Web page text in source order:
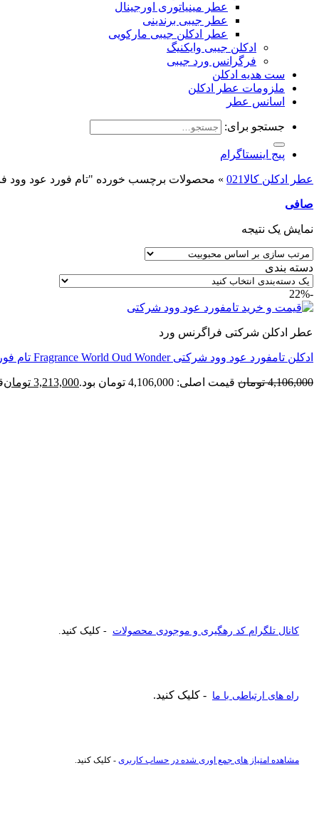
عطر مینیاتوری اورجینال
عطر جیبی برندینی
عطر ادکلن جیبی مارکویی
ادکلن جیبی وایکنیگ
فرگرانس ورد جیبی
ست هدیه ادکلن
ملزومات عطر ادکلن
اسانس عطر
جستجو برای:
پیج اینستاگرام
عطر ادکلن کالا021 » محصولات برچسب خورده "تام فورد عود وود
صافی
نمایش یک نتیجه
دسته بندی
-22%
عطر ادکلن شرکتی فراگرنس ورد
ادکلن تامفورد عود وود شرکتی Fragrance World Oud Wonder تام فورد عود وود فرگرانس
4,106,000 تومان قیمت اصلی: 4,106,000 تومان بود. 3,213,000 تومان
کانال تلگرام کد رهگیری و موجودی محصولات - کلیک کنید.
راه های ارتباطی با ما - کلیک کنید.
مشاهده امتیاز های جمع اوری شده در حساب کاربری - کلیک کنید.